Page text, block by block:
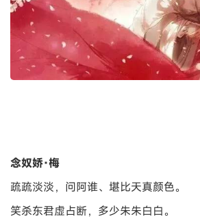
念奴娇·梅
疏疏淡淡，问阿谁、堪比天真颜色。
笑杀东君虚占断，多少朱朱白白。